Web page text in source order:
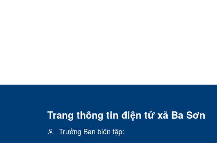
Trang thông tin điện tử xã Ba Sơn
Trưởng Ban biên tập: